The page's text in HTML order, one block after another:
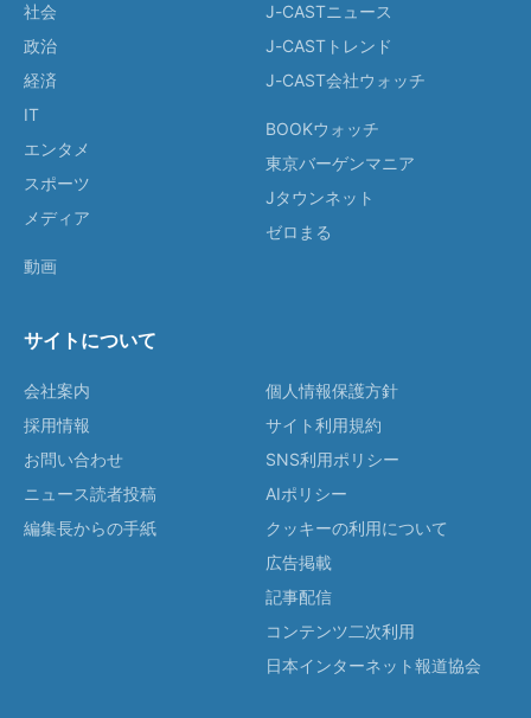
社会
政治
経済
IT
エンタメ
スポーツ
メディア
動画
J-CASTニュース
J-CASTトレンド
J-CAST会社ウォッチ
BOOKウォッチ
東京バーゲンマニア
Jタウンネット
ゼロまる
サイトについて
会社案内
採用情報
お問い合わせ
ニュース読者投稿
編集長からの手紙
個人情報保護方針
サイト利用規約
SNS利用ポリシー
AIポリシー
クッキーの利用について
広告掲載
記事配信
コンテンツ二次利用
日本インターネット報道協会